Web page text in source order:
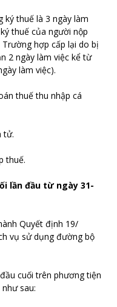
ký thuế là 3 ngày làm
thuế của người nộp
hợp cấp lại do bị
2 ngày làm việc kể từ
làm việc).
thuế thu nhập cá
tử.
thuế.
lần đầu từ ngày 31-
Quyết định 19/
vụ sử dụng đường bộ
cuối trên phương tiện
sau: